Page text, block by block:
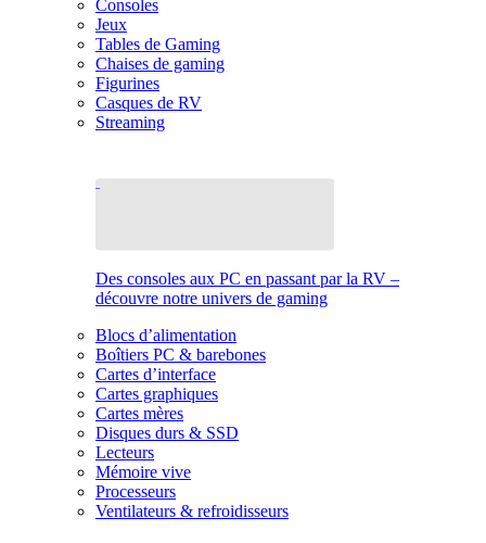
Consoles
Jeux
Tables de Gaming
Chaises de gaming
Figurines
Casques de RV
Streaming
Des consoles aux PC en passant par la RV –
découvre notre univers de gaming
Blocs d’alimentation
Boîtiers PC & barebones
Cartes d’interface
Cartes graphiques
Cartes mères
Disques durs & SSD
Lecteurs
Mémoire vive
Processeurs
Ventilateurs & refroidisseurs